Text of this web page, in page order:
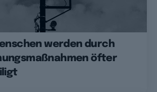
werden durch
öfter